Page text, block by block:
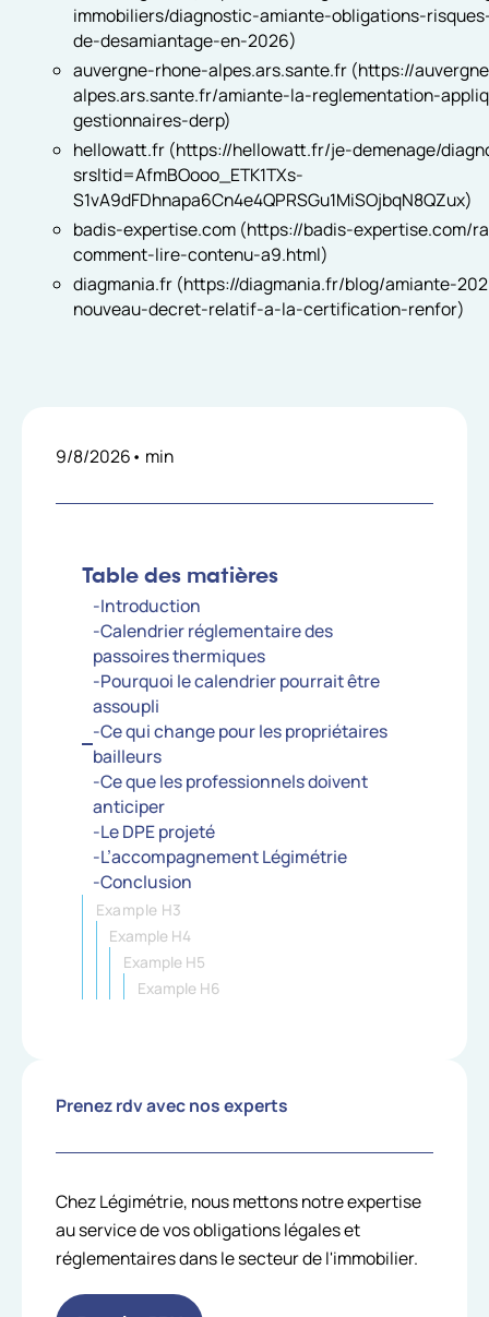
9/8/2026• min
Table des matières
-Introduction
-Calendrier réglementaire des
passoires thermiques
-Pourquoi le calendrier pourrait être
assoupli
-Ce qui change pour les propriétaires
bailleurs
-Ce que les professionnels doivent
anticiper
-Le DPE projeté
-L’accompagnement Légimétrie
-Conclusion
Example H3
Example H4
Example H5
Example H6
Prenez rdv avec nos experts
Chez Légimétrie, nous mettons notre expertise
au service de vos obligations légales et
réglementaires dans le secteur de l'immobilier.
immobiliers/diagnostic-amiante-obligations-
de-desamiantage-en-2026)
auvergne-rhone-alpes.ars.sante.fr (https://
alpes.ars.sante.fr/amiante-la-reglementation-
gestionnaires-derp)
hellowatt.fr (https://hellowatt.fr/je-demenage/
srsltid=AfmBOooo_ETK1TXs-
S1vA9dFDhnapa6Cn4e4QPRSGu1MiSOjbqN8QZux)
badis-expertise.com (https://badis-expertise.com/
comment-lire-contenu-a9.html)
diagmania.fr (https://diagmania.fr/blog/amiante-
nouveau-decret-relatif-a-la-certification-renfor)